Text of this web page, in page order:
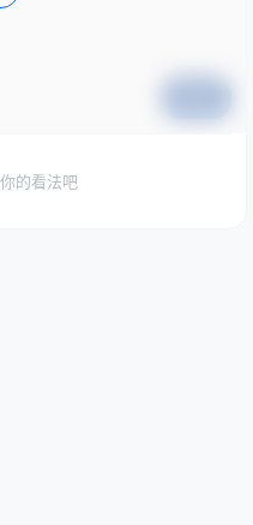
的看法吧